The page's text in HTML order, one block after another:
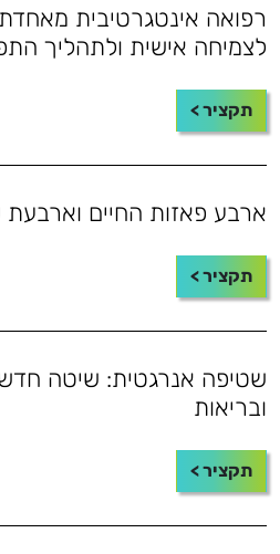
רפואה אינטגרטיבית
לצמיחה אישית ולתהליך
תקציר >
ארבע פאזות החיים
תקציר >
שטיפה אנרגטית: שיטה
ובריאות
תקציר >